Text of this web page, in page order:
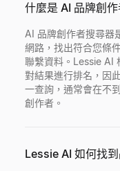
什麼是 AI 品牌創作
AI 品牌創作者搜尋器
網路，找出符合您條
聯繫資料。Lessie AI
對結果進行排名，因
一查詢，通常會在不
創作者。
Lessie AI 如何找